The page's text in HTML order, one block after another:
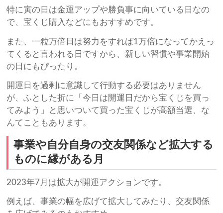
特に寅の日は金運アップや勝負事に向いている日なの
で、宝くじ購入などにもおすすめです。
また、一粒万倍日は努力をすれば1万倍になってかえっ
てくると言われる日ですから、新しい習慣や事業開始
の日にもぴったり。
開運日を過剰に意識して行動する必要はありません
が、ふとした折に「今日は開運日だから宝くじを買っ
てみよう」と思いついて買った宝くじが高額当選、な
んてこともあります。
事業や自分自身の交友関係など拡大する
ものに縁がある月
2023年7月は拡大が開運アクションです。
例えば、事業の幅を広げて拡大してみたり、交友関係